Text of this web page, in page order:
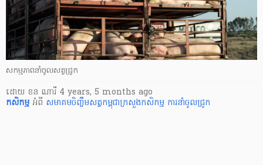
សកម្មភាពនាំចូលសត្វជ្រូក
ដោយ ខន ណារី 4 years, 5 months ago
កសិកម្ម អំពី សមាគម​ចិញ្ចឹមសត្វ​កម្ពុជា​ក្រសួងកសិកម្ម ការនាំចូលជ្រូក